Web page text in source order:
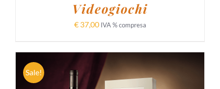
Videogiochi
€37,00 IVA % compresa
Sale!